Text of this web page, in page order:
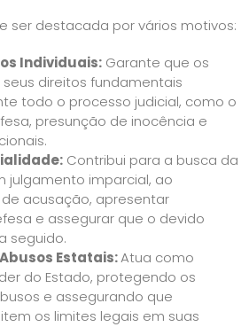
ser destacada por vários motivos:
Individuais: Garante que os
direitos fundamentais
todo o processo judicial, como o
presunção de inocência e
Contribui para a busca da
julgamento imparcial, ao
acusação, apresentar
e assegurar que o devido
seguido.
Estatais:Atua como
do Estado, protegendo os
e assegurando que
os limites legais em suas